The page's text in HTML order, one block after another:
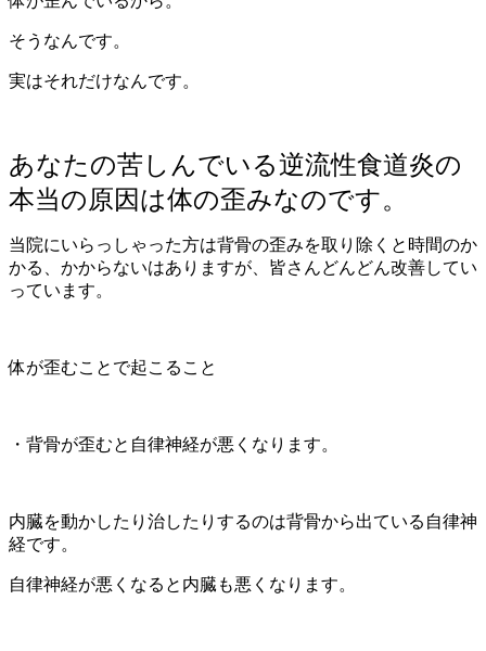
そうなんです。
実はそれだけなんです。
あなたの苦しんでいる逆流性食道炎の
本当の原因は体の歪みなのです。
当院にいらっしゃった方は背骨の歪みを取り除くと時間のか
かる、かからないはありますが、皆さんどんどん改善してい
っています。
体が歪むことで起こること
・背骨が歪むと自律神経が悪くなります。
内臓を動かしたり治したりするのは背骨から出ている自律神
経です。
自律神経が悪くなると内臓も悪くなります。